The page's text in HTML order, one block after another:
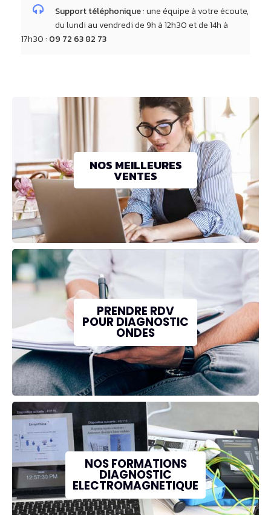
Support téléphonique: une équipe à votre écoute,
du lundi au vendredi de 9h à 12h30 et de 14h à
17h30 : 09 72 63 82 73
NOS MEILLEURES
VENTES
PRENDRE RDV
POUR DIAGNOSTIC
ONDES
NOS FORMATIONS
DIAGNOSTIC
ELECTROMAGNETIQUE